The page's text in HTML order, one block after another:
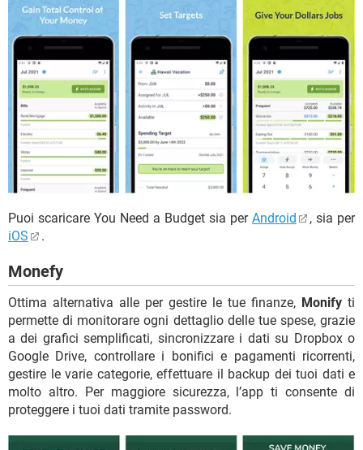
Puoi scaricare You Need a Budget sia per Android
, sia per
iOS
.
Monefy
Ottima alternativa alle per gestire le tue finanze, Monify ti
permette di monitorare ogni dettaglio delle tue spese, grazie
a dei grafici semplificati, sincronizzare i dati su Dropbox o
Google Drive, controllare i bonifici e pagamenti ricorrenti,
gestire le varie categorie, effettuare il backup dei tuoi dati e
molto altro. Per maggiore sicurezza, l’app ti consente di
proteggere i tuoi dati tramite password.